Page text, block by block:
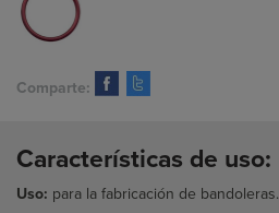
Comparte:
Características de uso:
Uso: para la fabricación de bandoleras.